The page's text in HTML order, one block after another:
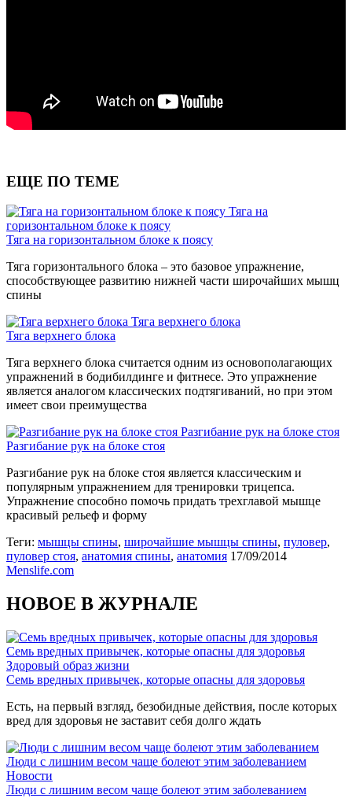
ЕЩЕ ПО ТЕМЕ
Тяга на
горизонтальном блоке к поясу
Тяга на горизонтальном блоке к поясу
Тяга горизонтального блока – это базовое упражнение,
способствующее развитию нижней части широчайших мышц
спины
Тяга верхнего блока
Тяга верхнего блока
Тяга верхнего блока считается одним из основополагающих
упражнений в бодибилдинге и фитнесе. Это упражнение
является аналогом классических подтягиваний, но при этом
имеет свои преимущества
Разгибание рук на блоке стоя
Разгибание рук на блоке стоя
Разгибание рук на блоке стоя является классическим и
популярным упражнением для тренировки трицепса.
Упражнение способно помочь придать трехглавой мышце
красивый рельеф и форму
Теги: мышцы спины, широчайшие мышцы спины, пуловер,
пуловер стоя, анатомия спины, анатомия 17/09/2014
Menslife.com
НОВОЕ В ЖУРНАЛЕ
Семь вредных привычек, которые опасны для здоровья
Здоровый образ жизни
Семь вредных привычек, которые опасны для здоровья
Есть, на первый взгляд, безобидные действия, после которых
вред для здоровья не заставит себя долго ждать
Люди с лишним весом чаще болеют этим заболеванием
Новости
Люди с лишним весом чаще болеют этим заболеванием